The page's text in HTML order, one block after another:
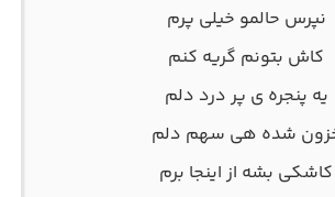
نپرس حالمو خیلی پرم
کاش بتونم گریه کنم
یه پنجره ی پر درد دلم
شده هی سهم دلم
کاشکی بشه از اینجا برم